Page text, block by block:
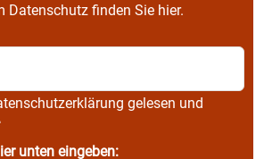
Datenschutz finden Sie hier.
gelesen und
unten eingeben: